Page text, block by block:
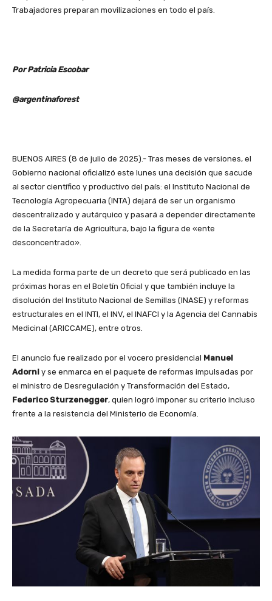
Trabajadores preparan movilizaciones en todo el país.
Por Patricia Escobar
@argentinaforest
BUENOS AIRES (8 de julio de 2025).- Tras meses de versiones, el
Gobierno nacional oficializó este lunes una decisión que sacude
al sector científico y productivo del país: el Instituto Nacional de
Tecnología Agropecuaria (INTA) dejará de ser un organismo
descentralizado y autárquico y pasará a depender directamente
de la Secretaría de Agricultura, bajo la figura de «ente
desconcentrado».
La medida forma parte de un decreto que será publicado en las
próximas horas en el Boletín Oficial y que también incluye la
disolución del Instituto Nacional de Semillas (INASE) y reformas
estructurales en el INTI, el INV, el INAFCI y la Agencia del Cannabis
Medicinal (ARICCAME), entre otros.
El anuncio fue realizado por el vocero presidencial Manuel
Adorni y se enmarca en el paquete de reformas impulsadas por
el ministro de Desregulación y Transformación del Estado,
Federico Sturzenegger, quien logró imponer su criterio incluso
frente a la resistencia del Ministerio de Economía.